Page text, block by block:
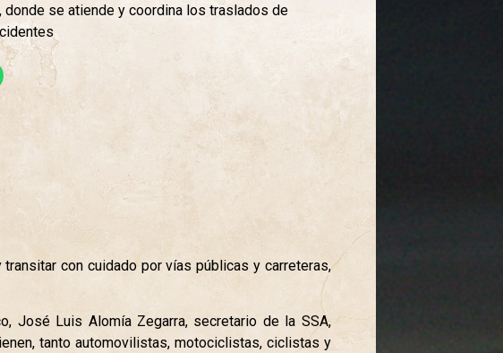
donde se atiende y coordina los traslados de
con cuidado por vías públicas y carreteras,
José Luis Alomía Zegarra, secretario de la SSA,
tanto automovilistas, motociclistas, ciclistas y